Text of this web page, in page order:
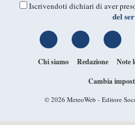
Iscrivendoti dichiari di aver
del
Chi siamo Redazione Note
Cambia
© 2026 MeteoWeb - Editore